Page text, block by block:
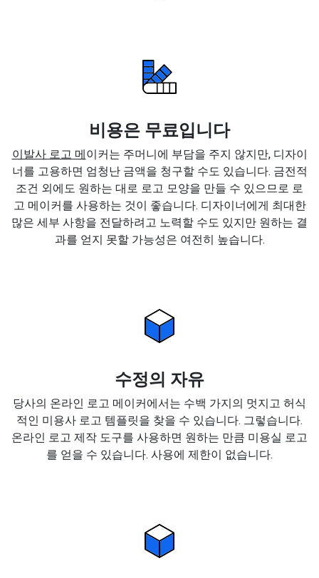
비용은 무료입니다
이발사 로고 메이커는 주머니에 부담을 주지 않지만, 디자이
너를 고용하면 엄청난 금액을 청구할 수도 있습니다. 금전적
조건 외에도 원하는 대로 로고 모양을 만들 수 있으므로 로
고 메이커를 사용하는 것이 좋습니다. 디자이너에게 최대한
많은 세부 사항을 전달하려고 노력할 수도 있지만 원하는 결
과를 얻지 못할 가능성은 여전히 높습니다.
수정의 자유
당사의 온라인 로고 메이커에서는 수백 가지의 멋지고 허식
적인 미용사 로고 템플릿을 찾을 수 있습니다. 그렇습니다.
온라인 로고 제작 도구를 사용하면 원하는 만큼 미용실 로고
를 얻을 수 있습니다. 사용에 제한이 없습니다.